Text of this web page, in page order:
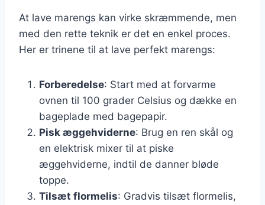
At lave marengs kan virke skræmmende, men
med den rette teknik er det en enkel proces.
Her er trinene til at lave perfekt marengs:
Forberedelse: Start med at forvarme
ovnen til 100 grader Celsius og dække en
bageplade med bagepapir.
Pisk æggehviderne: Brug en ren skål og
en elektrisk mixer til at piske
æggehviderne, indtil de danner bløde
toppe.
Tilsæt flormelis: Gradvis tilsæt flormelis,